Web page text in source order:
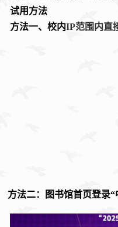
试用方法
方法一、校内IP范围内直
方法二：图书馆首页登录